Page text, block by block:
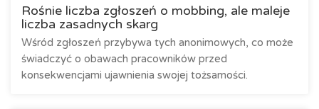
Rośnie liczba zgłoszeń o mobbing, ale maleje
liczba zasadnych skarg
Wśród zgłoszeń przybywa tych anonimowych, co może
świadczyć o obawach pracowników przed
konsekwencjami ujawnienia swojej tożsamości.